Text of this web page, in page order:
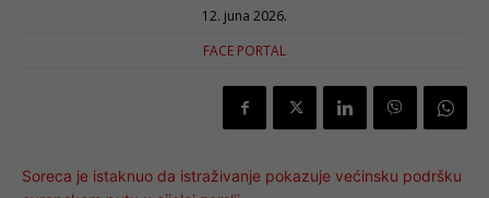
12. juna 2026.
FACE PORTAL
Soreca je istaknuo da istraživanje pokazuje većinsku podršku